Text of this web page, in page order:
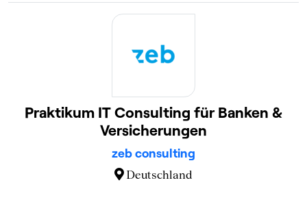
Praktikum IT Consulting für Banken &
Versicherungen
zeb consulting
Deutschland